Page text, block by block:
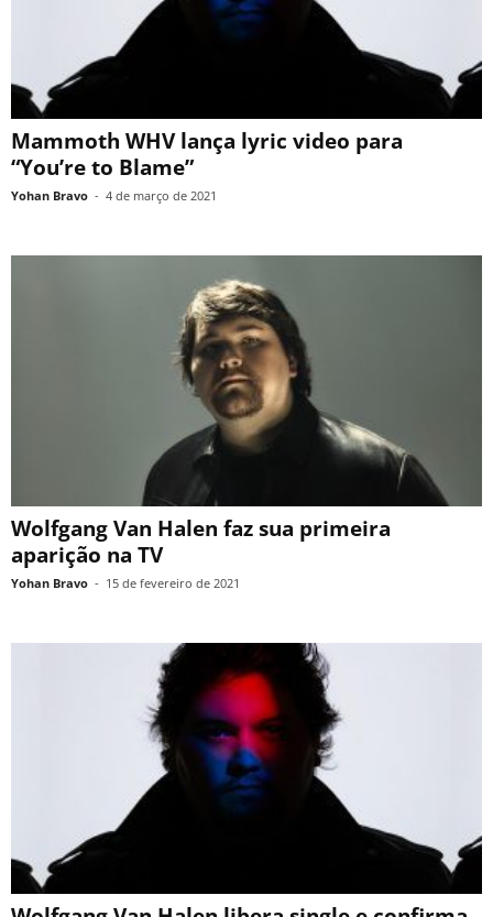
Mammoth WHV lança lyric video para
“You’re to Blame”
Yohan Bravo - 4 de março de 2021
Wolfgang Van Halen faz sua primeira
aparição na TV
Yohan Bravo - 15 de fevereiro de 2021